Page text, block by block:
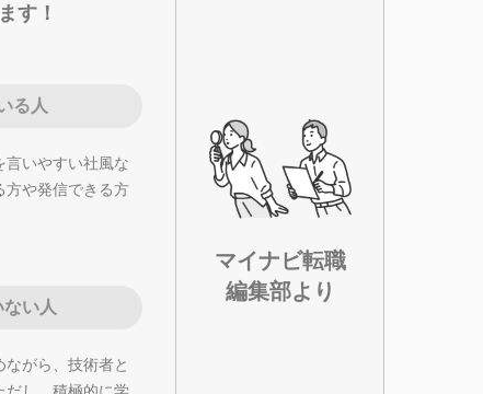
す！
る人
言いやすい社風な
方や発信できる方
い人
がら、技術者と
だし、積極的に学
マイナビ転職
編集部より